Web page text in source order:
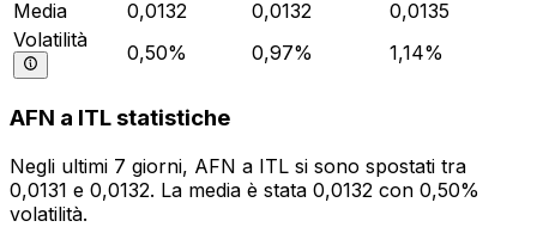
Media
0,0132 0,0132
0,0135
Volatilità
0,50% 0,97% 1,14%
AFN a ITL statistiche
Negli ultimi 7 giorni, AFN a ITL si sono spostati tra
0,0131 e 0,0132. La media è stata 0,0132 con 0,50%
volatilità.